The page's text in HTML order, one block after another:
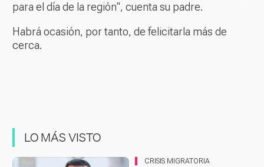
para el día de la región", cuenta su padre.
Habrá ocasión, por tanto, de felicitarla más de
cerca.
LO MÁS VISTO
CRISIS MIGRATORIA